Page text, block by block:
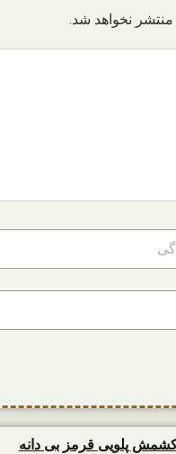
نخواهد شد.
پلویی قرمز بی دانه